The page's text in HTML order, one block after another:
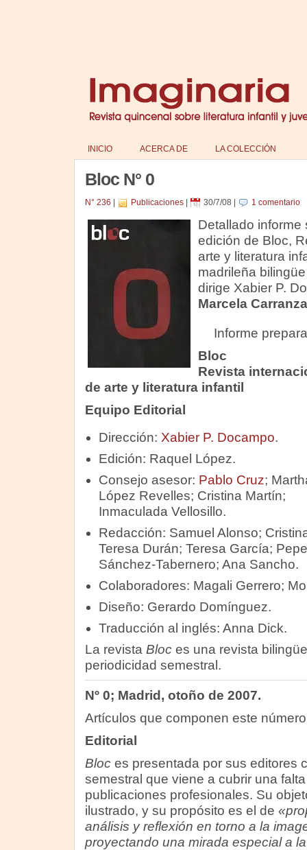
INICIO ACERCA DE LA COLECCIÓN
Bloc N° 0
N° 236 Publicaciones| 30/7/08 1 comentario
Detallado informe
edición de Bloc,
arte y literatura
madrileña
dirige Xabier P.
Marcela Carranza
Informe
Bloc
Revista
de arte y literatura infantil
Equipo Editorial
Dirección: Xabier P. Docampo.
Edición: Raquel López.
Consejo asesor: Pablo Cruz;
López Revelles; Cristina Martín;
Inmaculada Vellosillo.
Redacción: Samuel Alonso;
Teresa Durán; Teresa García;
Sánchez-Tabernero; Ana Sancho.
Colaboradores: Magali Gerrero;
Diseño: Gerardo Domínguez.
Traducción al inglés: Anna Dick.
La revista Bloces una revista
periodicidad semestral.
Nº 0; Madrid, otoño de 2007.
Artículos que componen este
Editorial
Bloces presentada por sus editores
semestral que viene a cubrir una
publicaciones profesionales. Su
ilustrado, y su propósito es el de
análisis y reflexión en torno a la
proyectando una mirada especial a